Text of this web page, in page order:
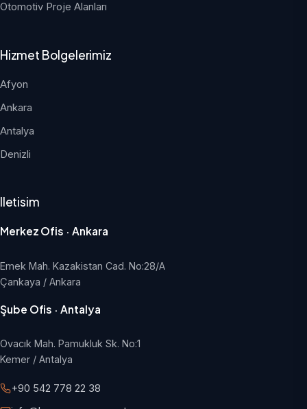
Otomotiv Proje Alanları
Hizmet Bolgelerimiz
Afyon
Ankara
Antalya
Denizli
Iletisim
Merkez Ofis · Ankara
Emek Mah. Kazakistan Cad. No:28/A
Çankaya / Ankara
Şube Ofis · Antalya
Ovacık Mah. Pamukluk Sk. No:1
Kemer / Antalya
+90 542 778 22 38